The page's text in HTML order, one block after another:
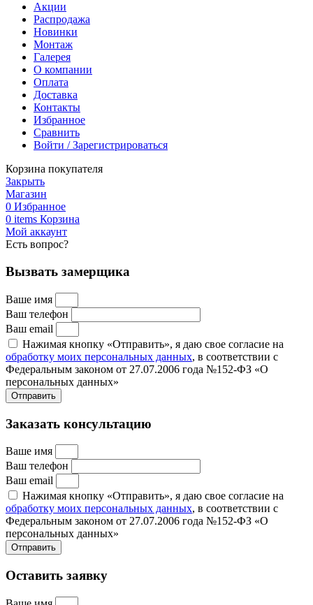
Акции
Распродажа
Новинки
Монтаж
Галерея
О компании
Оплата
Доставка
Контакты
Избранное
Сравнить
Войти / Зарегистрироваться
Корзина покупателя
Закрыть
Магазин
0 Избранное
0 items Корзина
Мой аккаунт
Есть вопрос?
Вызвать замерщика
Ваше имя
Ваш телефон
Ваш email
Нажимая кнопку «Отправить», я даю свое согласие на
обработку моих персональных данных, в соответствии с
Федеральным законом от 27.07.2006 года №152-ФЗ «О
персональных данных»
Отправить
Заказать консультацию
Ваше имя
Ваш телефон
Ваш email
Нажимая кнопку «Отправить», я даю свое согласие на
обработку моих персональных данных, в соответствии с
Федеральным законом от 27.07.2006 года №152-ФЗ «О
персональных данных»
Отправить
Оставить заявку